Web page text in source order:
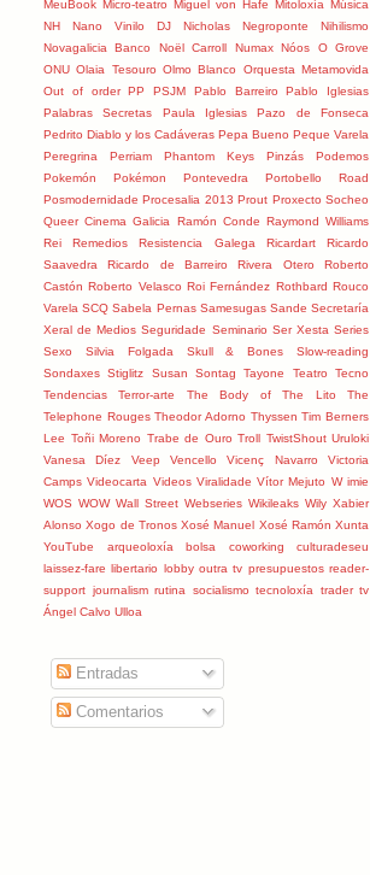
MeuBook Micro-teatro Miguel von Hafe Mitoloxía Música
NH
Nano Vinilo DJ Nicholas Negroponte
Nihilismo
Novagalicia Banco
Noël Carroll Numax Nóos
O Grove
ONU Olaia Tesouro Olmo Blanco
Orquesta Metamovida
Out of order
PP PSJM Pablo Barreiro
Pablo Iglesias
Palabras Secretas
Paula Iglesias
Pazo de Fonseca
Pedrito Diablo y los Cadáveras Pepa Bueno Peque Varela
Peregrina
Perriam Phantom Keys Pinzás
Podemos
Pokemón
Pokémon Pontevedra
Portobello Road
Posmodernidade Procesalia 2013 Prout Proxecto Socheo
Queer Cinema Galicia
Ramón Conde Raymond Williams
Rei
Remedios Resistencia Galega Ricardart
Ricardo
Saavedra
Ricardo de Barreiro Rivera Otero
Roberto
Castón Roberto Velasco Roi Fernández Rothbard Rouco
Varela SCQ Sabela Pernas Samesugas Sande Secretaría
Xeral de Medios Seguridade Seminario Ser Xesta Series
Sexo
Silvia Folgada Skull & Bones
Slow-reading
Sondaxes Stiglitz Susan Sontag Tayone Teatro
Tecno
Tendencias
Terror-arte The Body of The Lito
The
Telephone Rouges Theodor Adorno Thyssen Tim Berners
Lee Toñi Moreno Trabe de Ouro Troll TwistShout Uruloki
Vanesa Díez
Veep Vencello Vicenç Navarro
Victoria
Camps Videocarta Videos Viralidade Vítor Mejuto W imie
WOS WOW Wall Street Webseries Wikileaks Wily Xabier
Alonso Xogo de Tronos Xosé Manuel Xosé Ramón Xunta
YouTube
arqueoloxía bolsa coworking
culturadeseu
laissez-fare libertario lobby outra tv presupuestos reader-
support journalism rutina socialismo tecnoloxía trader tv
Ángel Calvo Ulloa
Entradas
Comentarios